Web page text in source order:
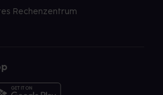
Rechenzentrum